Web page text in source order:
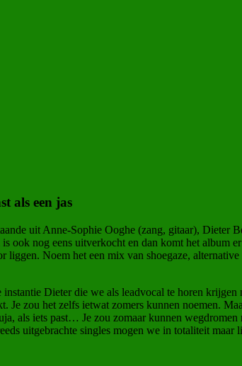
als een jas
uit Anne-Sophie Ooghe (zang, gitaar), Dieter
nog eens uitverkocht en dan komt het album
Noem het een mix van shoegaze,
Dieter die we als leadvocal te horen
zou het zelfs ietwat zomers kunnen noemen.
als iets past… Je zou zomaar kunnen
uitgebrachte singles mogen we in totaliteit